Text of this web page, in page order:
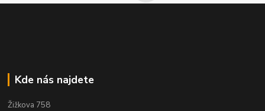
Kde nás najdete
Žižkova 758